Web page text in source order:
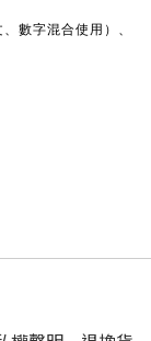
數字混合使用）、